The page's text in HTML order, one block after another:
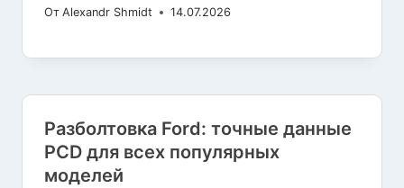
От Alexandr Shmidt 14.07.2026
Разболтовка Ford: точные данные
PCD для всех популярных
моделей